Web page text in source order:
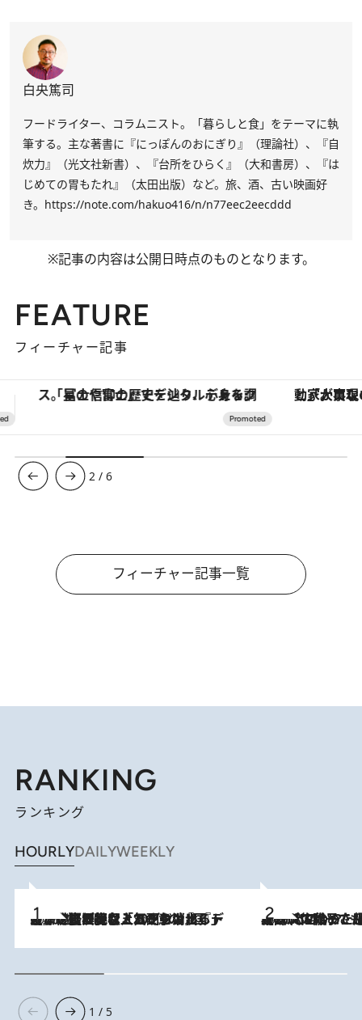
白央篤司
フードライター、コラムニスト。「暮らしと食」をテーマに執
筆する。主な著書に『にっぽんのおにぎり』（理論社）、『自
炊力』（光文社新書）、『台所をひらく』（大和書房）、『は
じめての胃もたれ』（太田出版）など。旅、酒、古い映画好
き。 https://note.com/hakuo416/n/n77eec2eecddd
※記事の内容は公開日時点のものとなります。
FEATURE
フィーチャー記事
「大事なのは地域の意識を変えること」。ロレックス賞受賞の自然保護活動家が実現させたナイジェリアの自然環境の復活 【夏限定ディナーコース】旬を
3 /6
フィーチャー記事一覧
RANKING
ランキング
HOURLYDAILYWEEKLY
2026.8.5
【なぜ吉沢亮は「気配を消せる」のか？】興行収入208億の『国宝』を経て挑むミュージカル『ディア・エヴァン・ハンセン』。トップ俳優が舞台上でさらけ出した“孤独”とは 2026.8.5
【阿川佐和子さんの年とる力】なぜ70代で始めた趣味は“こんなに楽しい”のか？ ピアノ、俳句…スランプに陥っても続けられる“ある秘訣”とは
1 / 5